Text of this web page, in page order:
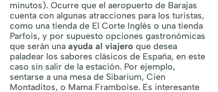
minutos). Ocurre que el aeropuerto de Barajas
cuenta con algunas atracciones para los turistas,
como una tienda de El Corte Inglés o una tienda
Parfois, y por supuesto opciones gastronómicas
que serán una ayuda al viajero que desea
paladear los sabores clásicos de España, en este
caso sin salir de la estación. Por ejemplo,
sentarse a una mesa de Sibarium, Cien
Montaditos, o Mama Framboise. Es interesante